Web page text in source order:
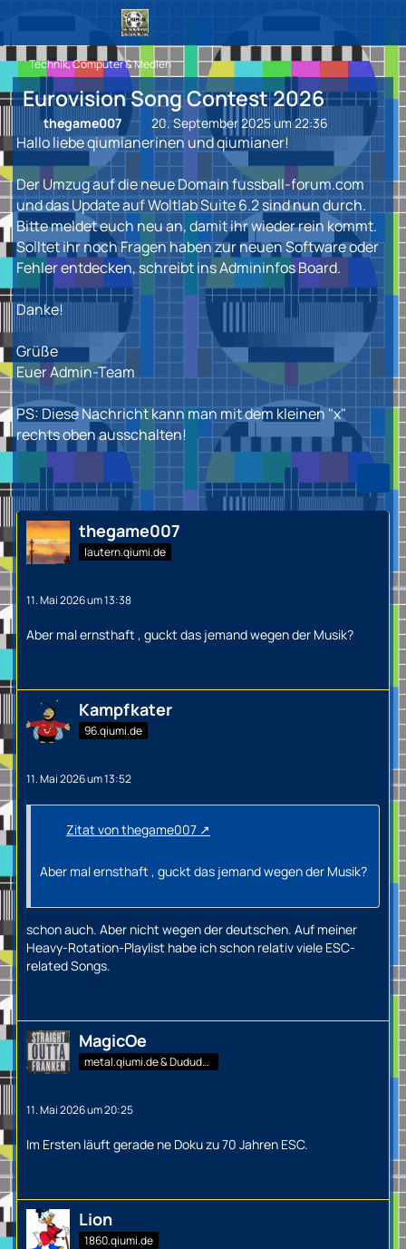
Technik, Computer & Medien
Eurovision Song Contest 2026
thegame007 20. September 2025 um 22:36
Hallo liebe qiumianerinen und qiumianer!
Der Umzug auf die neue Domain fussball-forum.com
und das Update auf Woltlab Suite 6.2 sind nun durch.
Bitte meldet euch neu an, damit ihr wieder rein kommt.
Solltet ihr noch Fragen haben zur neuen Software oder
Fehler entdecken, schreibt ins Admininfos Board.
Danke!
Grüße
Euer Admin-Team
PS: Diese Nachricht kann man mit dem kleinen "x"
rechts oben ausschalten!
thegame007
lautern.qiumi.de
11. Mai 2026 um 13:38
Aber mal ernsthaft , guckt das jemand wegen der Musik?
Kampfkater
96.qiumi.de
11. Mai 2026 um 13:52
Zitat von thegame007
Aber mal ernsthaft , guckt das jemand wegen der Musik?
schon auch. Aber nicht wegen der deutschen. Auf meiner
Heavy-Rotation-Playlist habe ich schon relativ viele ESC-
related Songs.
MagicOe
metal.qiumi.de & Dududu-Mann
11. Mai 2026 um 20:25
Im Ersten läuft gerade ne Doku zu 70 Jahren ESC.
Lion
1860.qiumi.de